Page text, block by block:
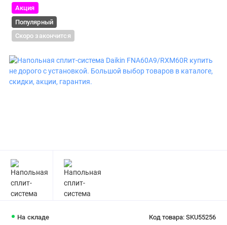
Акция
Популярный
Скоро закончится
На складе Код товара: SKU55256